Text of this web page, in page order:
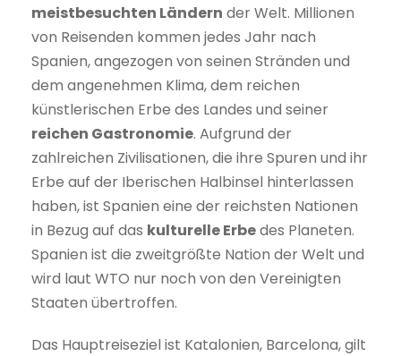
meistbesuchten Ländern der Welt. Millionen
von Reisenden kommen jedes Jahr nach
Spanien, angezogen von seinen Stränden und
dem angenehmen Klima, dem reichen
künstlerischen Erbe des Landes und seiner
reichen Gastronomie. Aufgrund der
zahlreichen Zivilisationen, die ihre Spuren und ihr
Erbe auf der Iberischen Halbinsel hinterlassen
haben, ist Spanien eine der reichsten Nationen
in Bezug auf das kulturelle Erbedes Planeten.
Spanien ist die zweitgrößte Nation der Welt und
wird laut WTO nur noch von den Vereinigten
Staaten übertroffen.
Das Hauptreiseziel ist Katalonien, Barcelona, gilt